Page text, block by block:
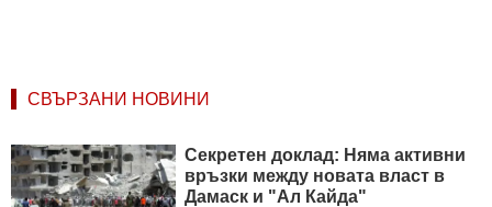
СВЪРЗАНИ НОВИНИ
Секретен доклад: Няма активни
връзки между новата власт в
Дамаск и "Ал Кайда"